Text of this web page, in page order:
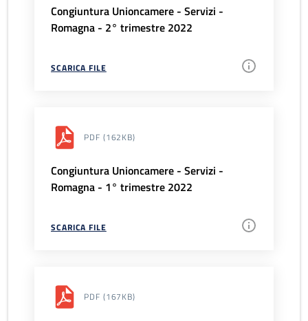
Congiuntura Unioncamere - Servizi -
Romagna - 2° trimestre 2022
SCARICA FILE
PDF (162KB)
Congiuntura Unioncamere - Servizi -
Romagna - 1° trimestre 2022
SCARICA FILE
PDF (167KB)